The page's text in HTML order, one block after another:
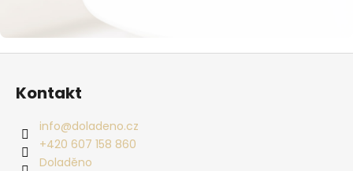
Zápatí
Kontakt
info@doladeno.cz
+420 607 158 860
Doladěno